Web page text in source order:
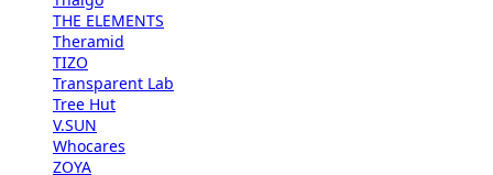
THE ELEMENTS
Theramid
TIZO
Transparent Lab
Tree Hut
V.SUN
Whocares
ZOYA